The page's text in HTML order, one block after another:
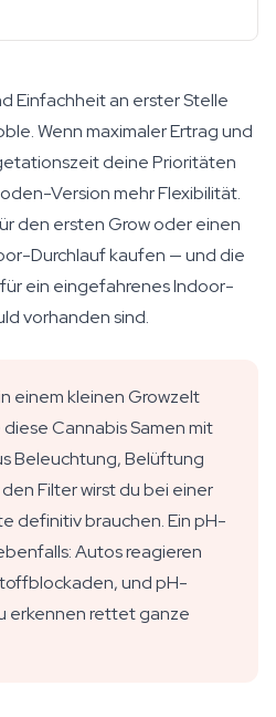
Einfachheit an erster Stelle
Wenn maximaler Ertrag und
deine Prioritäten
Version mehr Flexibilität.
den ersten Grow oder einen
Durchlauf kaufen — und die
ein eingefahrenes Indoor-
vorhanden sind.
einem kleinen Growzelt
Cannabis Samen mit
Beleuchtung, Belüftung
Filter wirst du bei einer
definitiv brauchen. Ein pH-
Autos reagieren
und pH-
erkennen rettet ganze